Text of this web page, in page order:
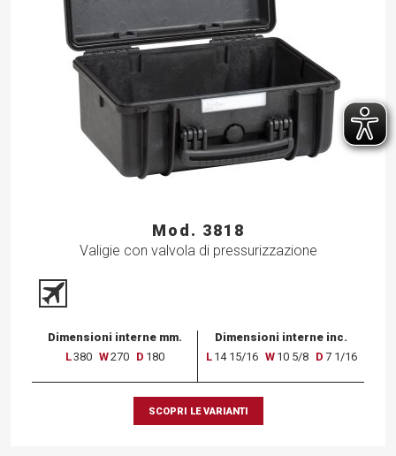
Mod. 3818
Valigie con valvola di pressurizzazione
Dimensioni interne mm.
L380 W270 D 180
Dimensioni interne inc.
L 14 15/16 W 10 5/8 D 7 1/16
SCOPRI LE VARIANTI